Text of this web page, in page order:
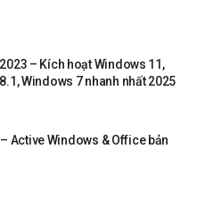
– Kích hoạt Windows 11,
Windows 7 nhanh nhất 2025
Active Windows & Office bản